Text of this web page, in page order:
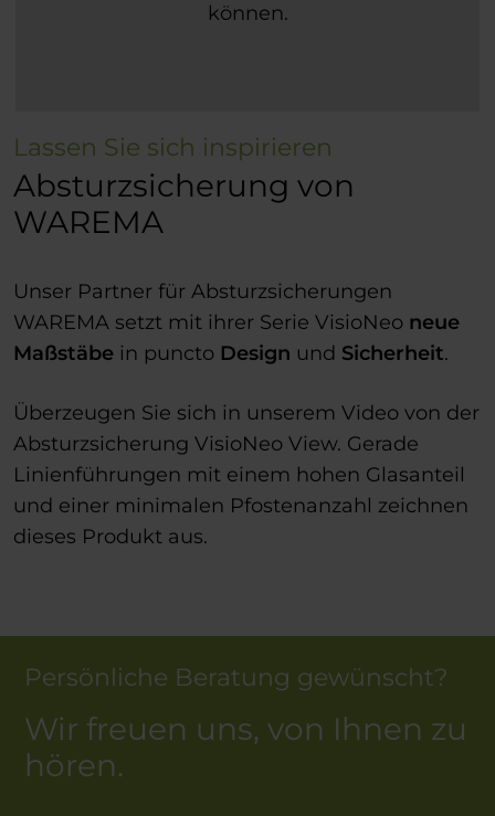
können.
Lassen Sie sich inspirieren
Absturzsicherung von
WAREMA
Unser Partner für Absturzsicherungen
WAREMA setzt mit ihrer Serie VisioNeo neue
Maßstäbe in puncto Design und Sicherheit.
Überzeugen Sie sich in unserem Video von der
Absturzsicherung VisioNeo View. Gerade
Linienführungen mit einem hohen Glasanteil
und einer minimalen Pfostenanzahl zeichnen
dieses Produkt aus.
Persönliche Beratung gewünscht?
Wir freuen uns, von Ihnen zu
hören.